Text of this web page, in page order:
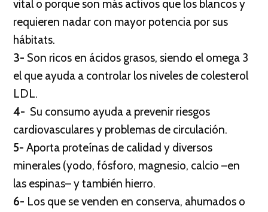
vital o porque son más activos que los blancos y
requieren nadar con mayor potencia por sus
hábitats.
3- Son ricos en ácidos grasos, siendo el omega 3
el que ayuda a controlar los niveles de colesterol
LDL.
4- Su consumo ayuda a prevenir riesgos
cardiovasculares y problemas de circulación.
5- Aporta proteínas de calidad y diversos
minerales (yodo, fósforo, magnesio, calcio –en
las espinas– y también hierro.
6- Los que se venden en conserva, ahumados o